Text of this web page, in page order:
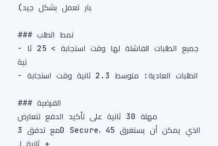
بار تعمل بشكل جيد)
- جميع الطلبات الفاشلة لها وقت استجابة > 25 ثا
مع تدفق 3D Secure، الذي يمكن أن يستغرق 45